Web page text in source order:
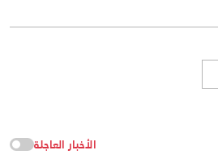
الأخبار العاجلة